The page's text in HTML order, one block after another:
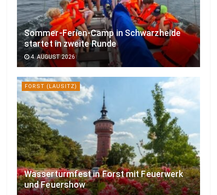
Sommer-Ferien-Camp in Schwarzheide
startet in zweite Runde
4. AUGUST 2026
FORST (LAUSITZ)
Wasserturmfest in Forst mit Feuerwerk
und Feuershow